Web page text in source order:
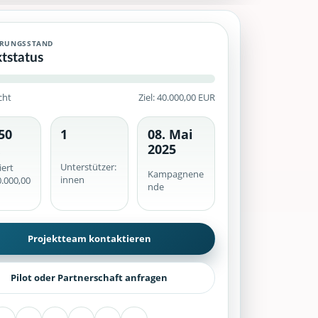
Kampagne mit historischem Finanzierungsstand,
werden serverseitig geprüft.
Ziel: 40.000,00 EUR
1
Unterstützer:
innen
08. Mai
2025
Kampagnene
nde
Projektteam kontaktieren
Pilot oder Partnerschaft anfragen